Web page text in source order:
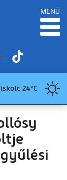
MENÜ
24°C